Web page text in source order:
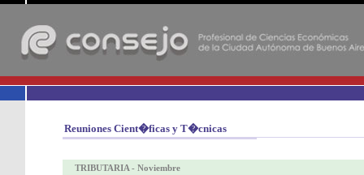
Reuniones Cient�ficas y T�cnicas
TRIBUTARIA - Noviembre